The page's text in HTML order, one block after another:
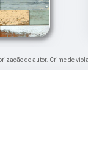
do autor. Crime de